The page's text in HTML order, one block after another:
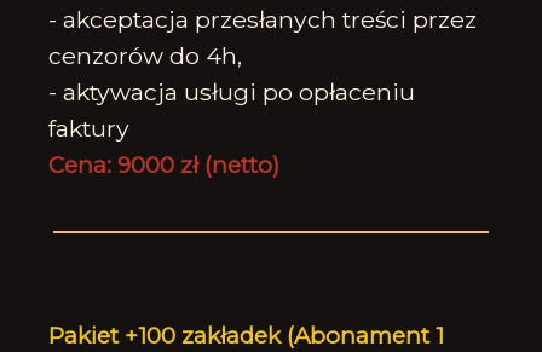
- akceptacja przesłanych treści przez
cenzorów do 4h,
- aktywacja usługi po opłaceniu
faktury
Cena: 9000 zł (netto)
Pakiet +100 zakładek (Abonament 1